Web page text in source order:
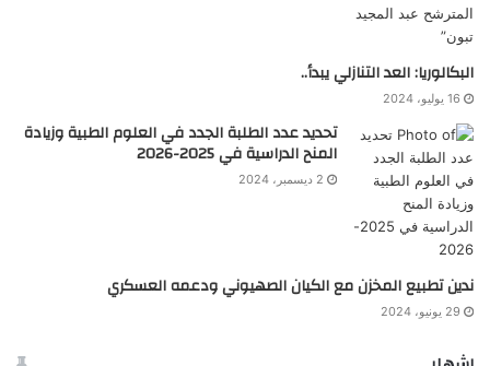
البكالوريا: العد التنازلي يبدأ..
16 يوليو، 2024
تحديد عدد الطلبة الجدد في العلوم الطبية وزيادة
المنح الدراسية في 2025-2026
2 ديسمبر، 2024
ندين تطبيع المخزن مع الكيان الصهيوني ودعمه العسكري
29 يونيو، 2024